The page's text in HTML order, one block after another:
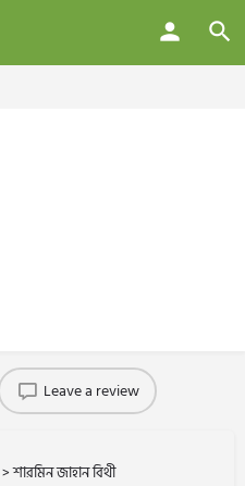
Leave a review
>শারমিন জাহান বিথী